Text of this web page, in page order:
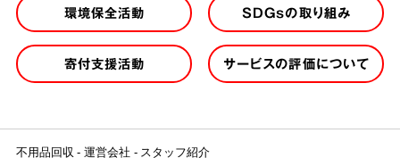
環境保全活動 SDGsの取り組み
寄付支援活動 サービスの評価について
不用品回収 運営会社 スタッフ紹介